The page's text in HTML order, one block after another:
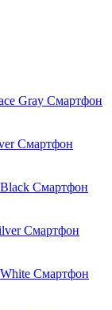
Смартфон
Смартфон
Смартфон
Смартфон
Смартфон